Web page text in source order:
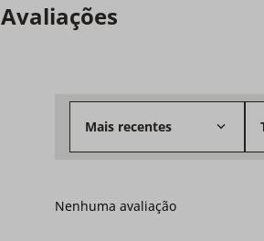
Avaliações
Mais recentes
Nenhuma avaliação